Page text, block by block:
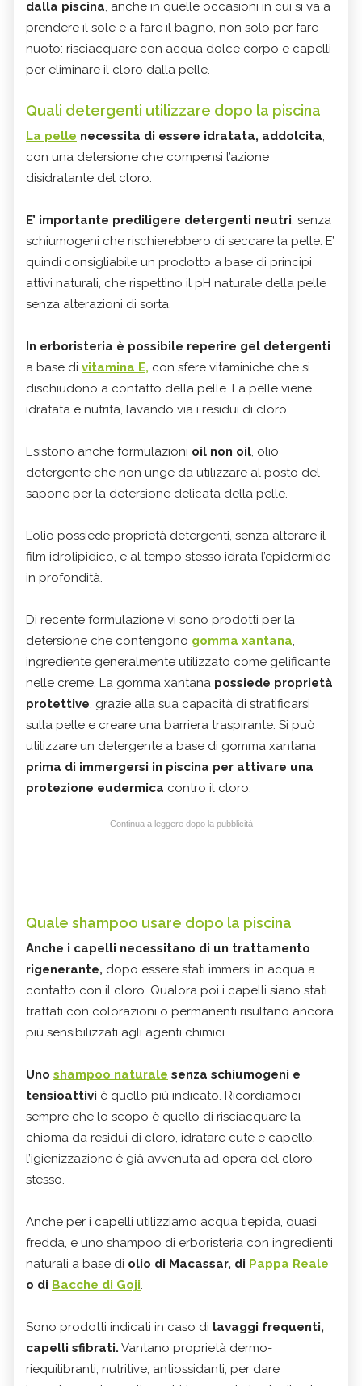
dalla piscina, anche in quelle occasioni in cui si va a
prendere il sole e a fare il bagno, non solo per fare
nuoto: risciacquare con acqua dolce corpo e capelli
per eliminare il cloro dalla pelle.
Quali detergenti utilizzare dopo la piscina
La pelle necessita di essere idratata, addolcita,
con una detersione che compensi l’azione
disidratante del cloro.
E’ importante prediligere detergenti neutri, senza
schiumogeni che rischierebbero di seccare la pelle. E’
quindi consigliabile un prodotto a base di principi
attivi naturali, che rispettino il pH naturale della pelle
senza alterazioni di sorta.
In erboristeria è possibile reperire gel detergenti
a base di vitamina E, con sfere vitaminiche che si
dischiudono a contatto della pelle. La pelle viene
idratata e nutrita, lavando via i residui di cloro.
Esistono anche formulazioni oil non oil, olio
detergente che non unge da utilizzare al posto del
sapone per la detersione delicata della pelle.
L’olio possiede proprietà detergenti, senza alterare il
film idrolipidico, e al tempo stesso idrata l’epidermide
in profondità.
Di recente formulazione vi sono prodotti per la
detersione che contengono gomma xantana,
ingrediente generalmente utilizzato come gelificante
nelle creme. La gomma xantana possiede proprietà
protettive, grazie alla sua capacità di stratificarsi
sulla pelle e creare una barriera traspirante. Si può
utilizzare un detergente a base di gomma xantana
prima di immergersi in piscina per attivare una
protezione eudermica contro il cloro.
Continua a leggere dopo la pubblicità
Quale shampoo usare dopo la piscina
Anche i capelli necessitano di un trattamento
rigenerante, dopo essere stati immersi in acqua a
contatto con il cloro. Qualora poi i capelli siano stati
trattati con colorazioni o permanenti risultano ancora
più sensibilizzati agli agenti chimici.
Uno shampoo naturale senza schiumogeni e
tensioattivi è quello più indicato. Ricordiamoci
sempre che lo scopo è quello di risciacquare la
chioma da residui di cloro, idratare cute e capello,
l’igienizzazione è già avvenuta ad opera del cloro
stesso.
Anche per i capelli utilizziamo acqua tiepida, quasi
fredda, e uno shampoo di erboristeria con ingredienti
naturali a base di olio di Macassar, di Pappa Reale
o di Bacche di Goji.
Sono prodotti indicati in caso di lavaggi frequenti,
capelli sfibrati. Vantano proprietà dermo-
riequilibranti, nutritive, antiossidanti, per dare